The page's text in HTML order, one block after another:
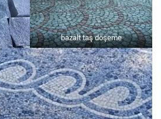
bazalt taş döşeme